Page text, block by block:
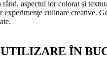
aspectul lor colorat și
culinare creative.
ÎN